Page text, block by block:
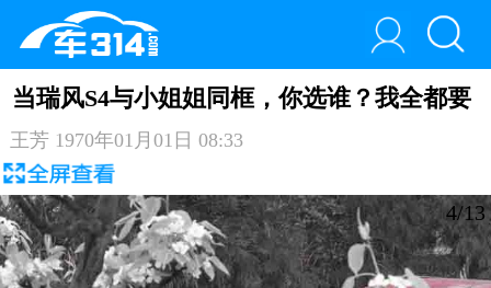
当瑞风S4与小姐姐同框，你选谁？我全都要
王芳 1970年01月01日 08:33
4/13